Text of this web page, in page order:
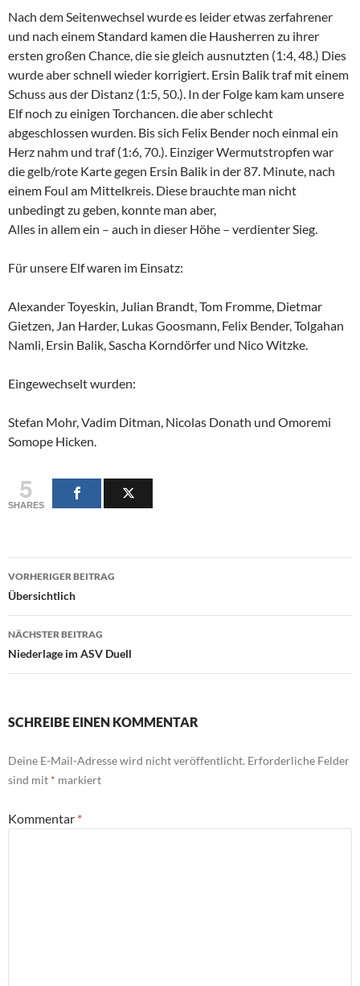
Nach dem Seitenwechsel wurde es leider etwas zerfahrener
und nach einem Standard kamen die Hausherren zu ihrer
ersten großen Chance, die sie gleich ausnutzten (1:4, 48.) Dies
wurde aber schnell wieder korrigiert. Ersin Balik traf mit einem
Schuss aus der Distanz (1:5, 50.). In der Folge kam kam unsere
Elf noch zu einigen Torchancen. die aber schlecht
abgeschlossen wurden. Bis sich Felix Bender noch einmal ein
Herz nahm und traf (1:6, 70.). Einziger Wermutstropfen war
die gelb/rote Karte gegen Ersin Balik in der 87. Minute, nach
einem Foul am Mittelkreis. Diese brauchte man nicht
unbedingt zu geben, konnte man aber,
Alles in allem ein – auch in dieser Höhe – verdienter Sieg.
Für unsere Elf waren im Einsatz:
Alexander Toyeskin, Julian Brandt, Tom Fromme, Dietmar
Gietzen, Jan Harder, Lukas Goosmann, Felix Bender, Tolgahan
Namli, Ersin Balik, Sascha Korndörfer und Nico Witzke.
Eingewechselt wurden:
Stefan Mohr, Vadim Ditman, Nicolas Donath und Omoremi
Somope Hicken.
5
SHARES
Beitragsnavigation
VORHERIGER BEITRAG
Übersichtlich
NÄCHSTER BEITRAG
Niederlage im ASV Duell
SCHREIBE EINEN KOMMENTAR
Deine E-Mail-Adresse wird nicht veröffentlicht. Erforderliche Felder
sind mit * markiert
Kommentar *